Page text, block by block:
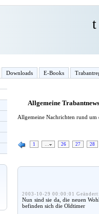
Downloads E-Books
Allgemeine Trabantnews
Allgemeine Nachrichten rund um
1 26 27 28
2003-10-29 00:00:01
Nun sind sie da, die neuen
befinden sich die Oldtimer